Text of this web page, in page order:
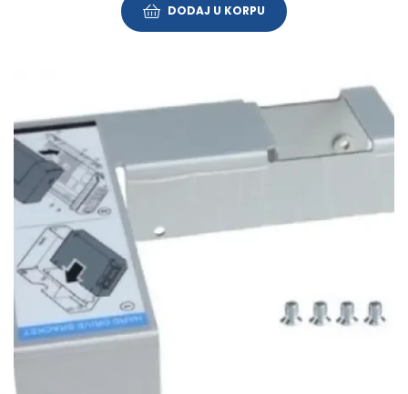
DODAJ U KORPU